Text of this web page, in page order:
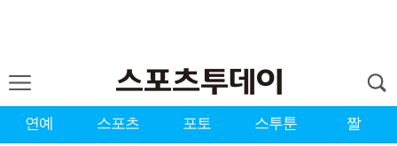
연예 스포츠 포토 스투툰 짤